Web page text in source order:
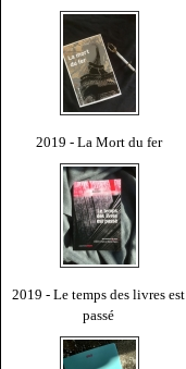
2019 - La Mort du fer
2019 - Le temps des livres est
passé